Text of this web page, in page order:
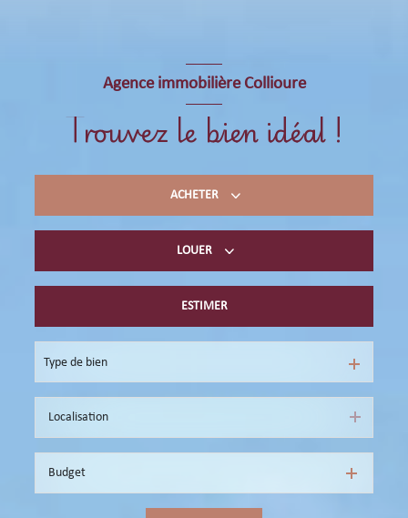
Agence immobilière Collioure
Trouvez le bien idéal !
ACHETER
Acheter du résidentielLOUER
ESTIMER
Type de bien
Budget